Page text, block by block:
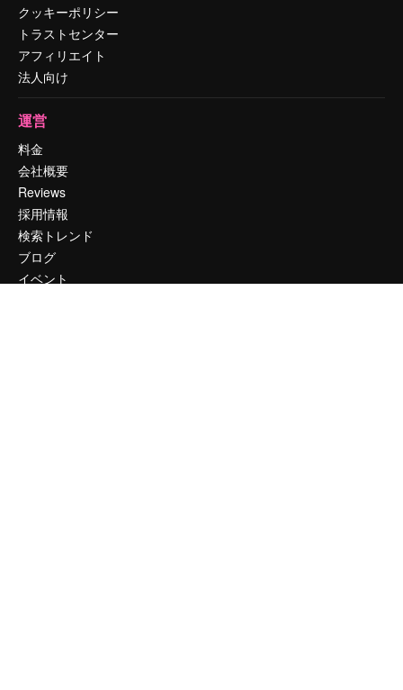
クッキーポリシー
トラストセンター
アフィリエイト
法人向け
運営
料金
会社概要
Reviews
採用情報
検索トレンド
ブログ
イベント